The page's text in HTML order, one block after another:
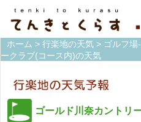
ホーム > 行楽地の天気 > ゴルフ場
ークラブ(コース内)の天気
ゴールド川奈カントリ